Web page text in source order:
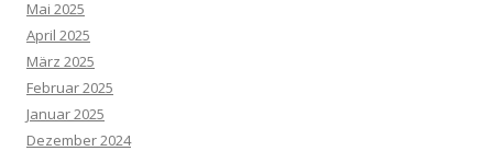
Mai 2025
April 2025
März 2025
Februar 2025
Januar 2025
Dezember 2024